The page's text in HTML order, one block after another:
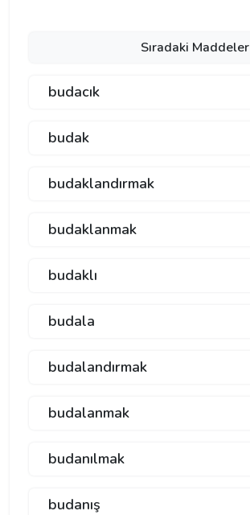
Sıradaki Maddeler
budacık
budak
budaklandırmak
budaklanmak
budaklı
budala
budalandırmak
budalanmak
budanılmak
budanış